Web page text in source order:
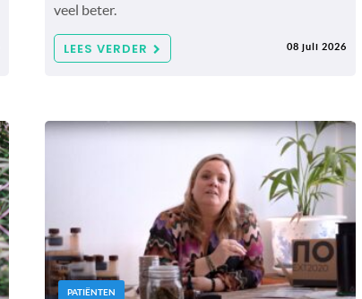
veel beter.
LEES VERDER 08 juli 2026
PATIËNTEN